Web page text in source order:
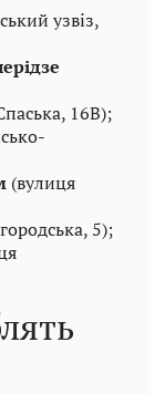
узвіз,
16B);
(вулиця
5);